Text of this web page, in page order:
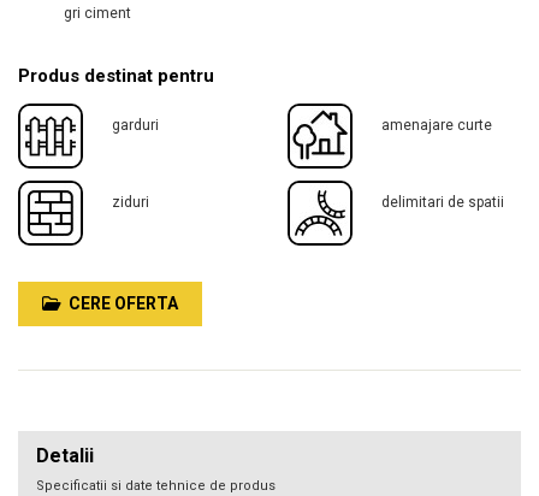
gri ciment
Produs destinat pentru
garduri amenajare curte
ziduri delimitari de spatii
CERE OFERTA
Detalii
Specificatii si date tehnice de produs